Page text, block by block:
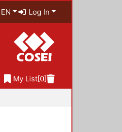
EN Log In
My List[0]